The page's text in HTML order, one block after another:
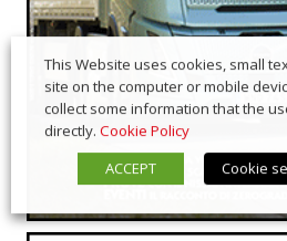
This Website uses cookies, small
site on the computer or mobile
collect some information that the
directly. Cookie Policy
ACCEPT
Cookie